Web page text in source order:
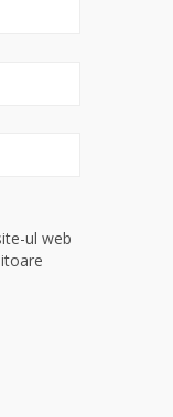
ul web